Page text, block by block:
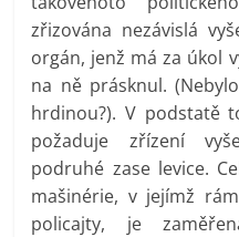
zřizována nezávislá
orgán, jenž má za úkol
na ně prásknul.
hrdinou?). V podstatě
požaduje zřízení
podruhé zase levice.
mašinérie, v jejímž
policajty, je